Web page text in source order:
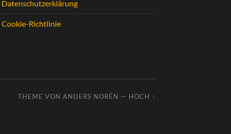
Datenschutzerklärung
Cookie-Richtlinie
THEME VON ANDERS NORÉN — HOCH ↑